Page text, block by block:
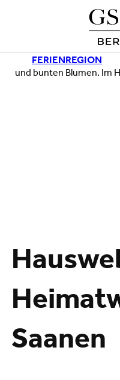
FERIENREGION
Lade
Saanen